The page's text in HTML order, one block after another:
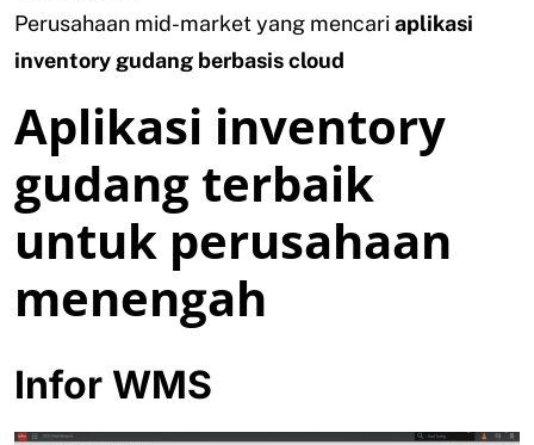
Perusahaan mid-market yang mencari aplikasi
inventory gudang berbasis cloud
Aplikasi inventory
gudang terbaik
untuk perusahaan
menengah
Infor WMS